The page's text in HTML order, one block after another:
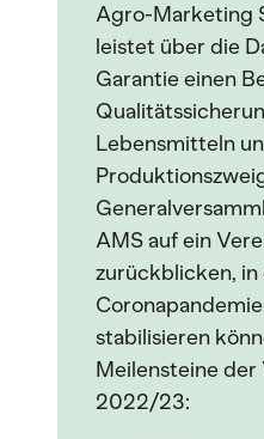
Agro-Marketing
leistet über die
Garantie einen
Lebensmitteln
AMS auf ein
zurückblicken, in
stabilisieren
Meilensteine
2022/23: